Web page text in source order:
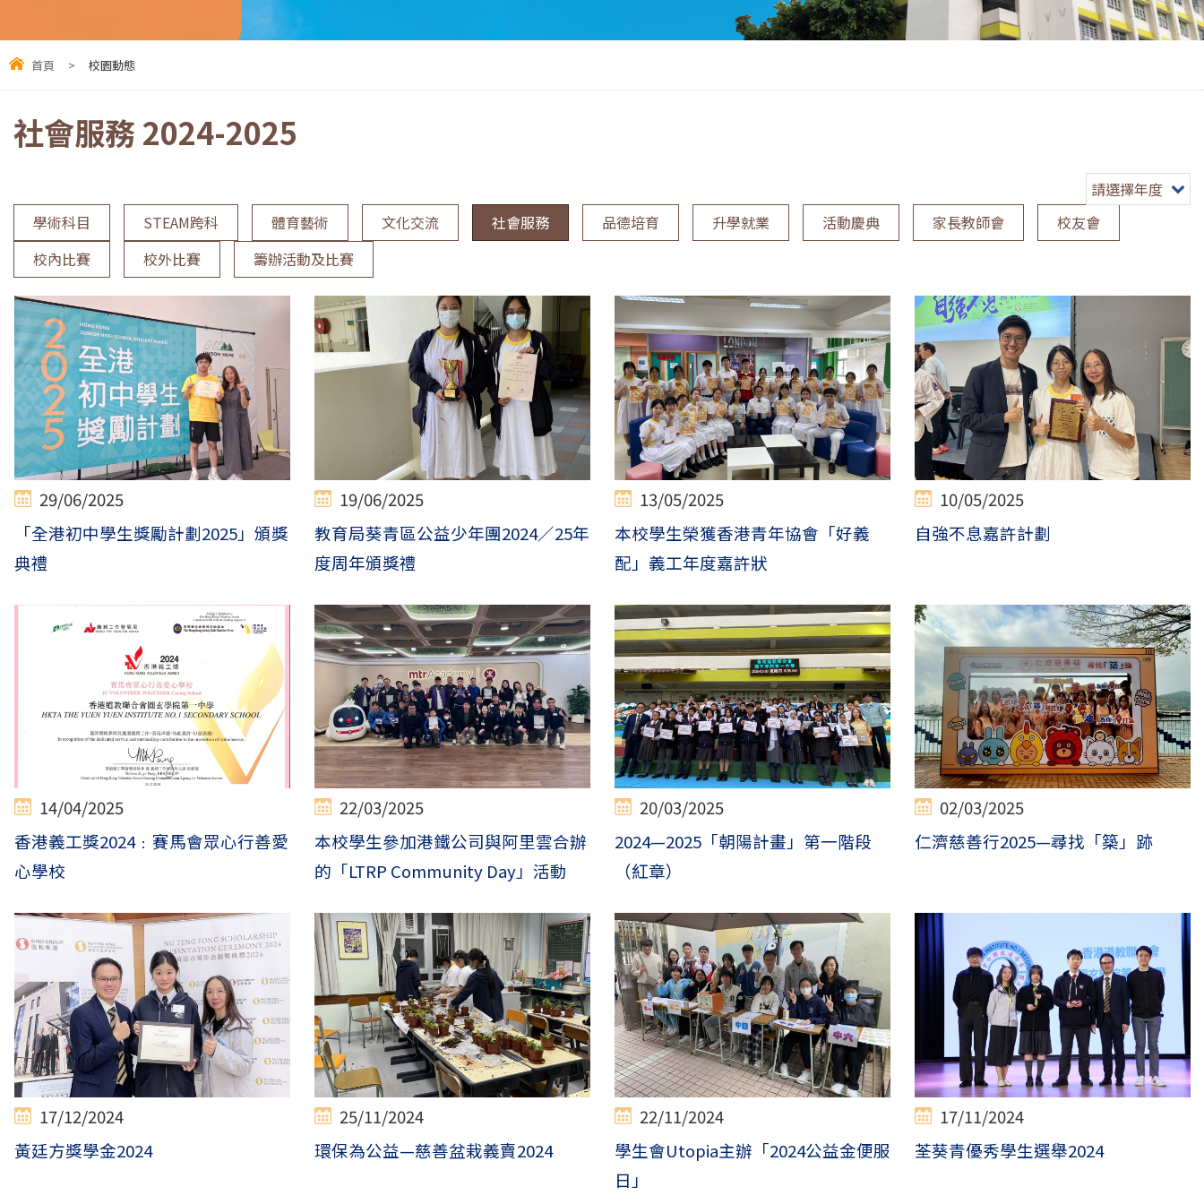
首頁 > 校園動態
社會服務 2024-2025
請選擇年度
學術科目
STEAM跨科 體育藝術 文化交流 社會服務 品德培育 升學就業 活動慶典 家長教師會
校友會
校內比賽
校外比賽 籌辦活動及比賽
29/06/2025
「全港初中學生獎勵計劃2025」頒獎
典禮
19/06/2025
教育局葵青區公益少年團2024／25年
度周年頒獎禮
13/05/2025
本校學生榮獲香港青年協會「好義
配」義工年度嘉許狀
10/05/2025
自強不息嘉許計劃
14/04/2025
香港義工獎2024﹕賽馬會眾心行善愛
心學校
22/03/2025
本校學生參加港鐵公司與阿里雲合辦
的「LTRP Community Day」活動
20/03/2025
2024—2025「朝陽計畫」第一階段
（紅章）
02/03/2025
仁濟慈善行2025—尋找「築」跡
17/12/2024
黃廷方獎學金2024
25/11/2024
環保為公益—慈善盆栽義賣2024
22/11/2024
學生會Utopia主辦「2024公益金便服
日」
17/11/2024
荃葵青優秀學生選舉2024